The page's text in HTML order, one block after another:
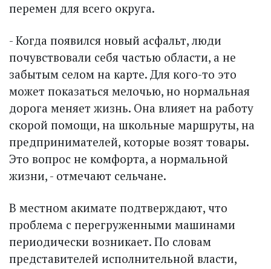
перемен для всего округа.
- Когда появился новый асфальт, люди
почувствовали себя частью области, а не
забытым селом на карте. Для кого-то это
может показаться мелочью, но нормальная
дорога меняет жизнь. Она влияет на работу
скорой помощи, на школьные маршруты, на
предпринимателей, которые возят товары.
Это вопрос не комфорта, а нормальной
жизни, - отмечают сельчане.
В местном акимате подтверж­дают, что
проблема с перегруженными машинами
периодически возникает. По словам
представителей исполнительной власти,